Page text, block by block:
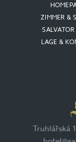
ZIMMER &
LAGE &
Truhlářská